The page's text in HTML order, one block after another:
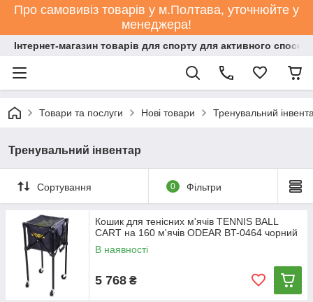
Про самовивіз товарів у м.Полтава, уточнюйте у
менеджера!
Інтернет-магазин товарів для спорту для активного
Товари та послуги Нові товари Тренувальний
Тренувальний інвентар
Сортування 0 Фільтри
Кошик для тенісних м'ячів TENNIS BALL
CART на 160 м'ячів ODEAR BT-0464 чорний
В наявності
5 768 ₴